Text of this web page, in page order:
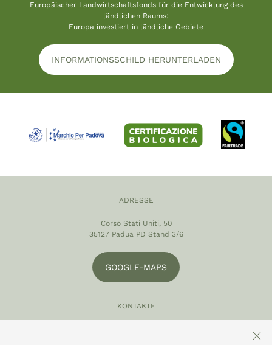
Europäischer Landwirtschaftsfonds für die Entwicklung des
ländlichen Raums:
Europa investiert in ländliche Gebiete
INFORMATIONSSCHILD HERUNTERLADEN
ADRESSE
Corso Stati Uniti, 50
35127 Padua PD Stand 3/6
GOOGLE-MAPS
KONTAKTE